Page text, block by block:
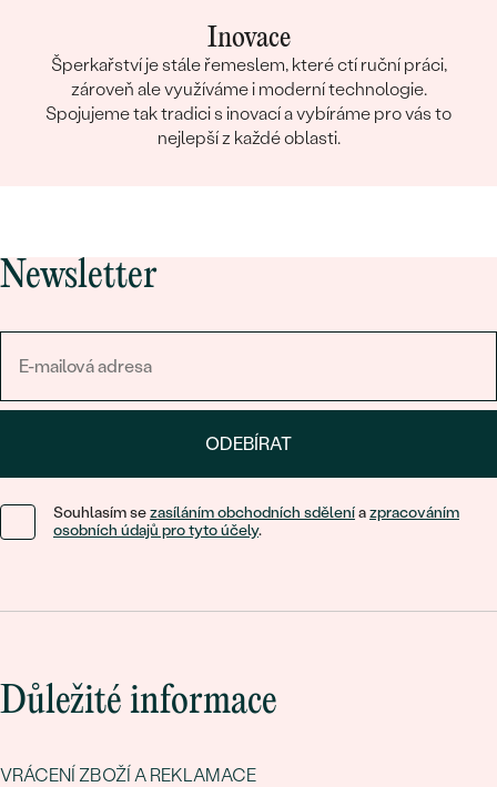
Inovace
Šperkařství je stále řemeslem, které ctí ruční práci,
zároveň ale využíváme i moderní technologie.
Spojujeme tak tradici s inovací a vybíráme pro vás to
nejlepší z každé oblasti.
Newsletter
ODEBÍRAT
Souhlasím sezasíláním obchodních sděleníazpracováním
osobních údajů pro tyto účely.
Důležité informace
VRÁCENÍ ZBOŽÍ A REKLAMACE